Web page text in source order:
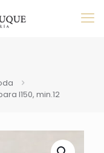
I150, min.12